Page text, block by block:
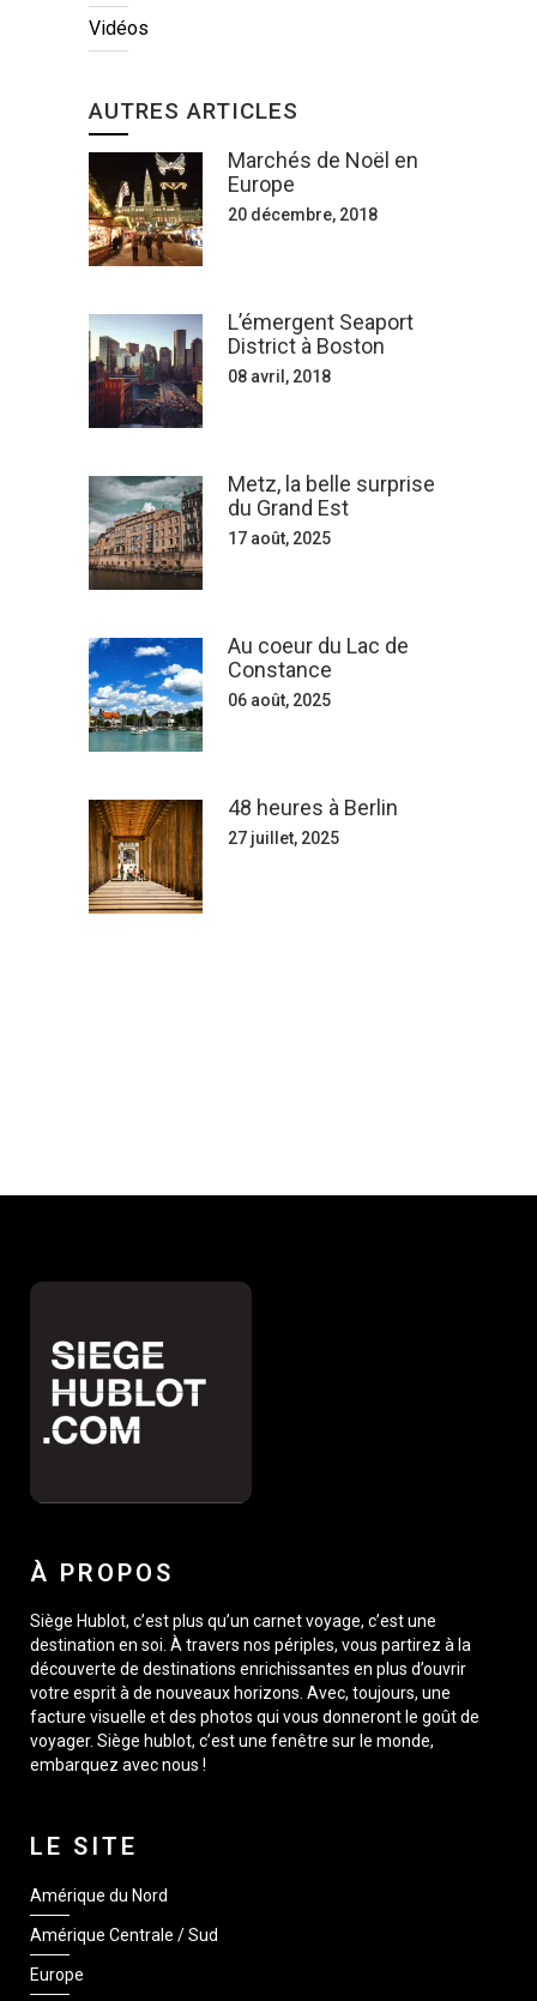
Vidéos
AUTRES ARTICLES
Marchés de Noël en
Europe
20 décembre, 2018
L’émergent Seaport
District à Boston
08 avril, 2018
Metz, la belle surprise
du Grand Est
17 août, 2025
Au coeur du Lac de
Constance
06 août, 2025
48 heures à Berlin
27 juillet, 2025
À PROPOS
Siège Hublot, c’est plus qu’un carnet voyage, c’est une
destination en soi. À travers nos périples, vous partirez à la
découverte de destinations enrichissantes en plus d’ouvrir
votre esprit à de nouveaux horizons. Avec, toujours, une
facture visuelle et des photos qui vous donneront le goût de
voyager. Siège hublot, c’est une fenêtre sur le monde,
embarquez avec nous !
LE SITE
Amérique du Nord
Amérique Centrale / Sud
Europe